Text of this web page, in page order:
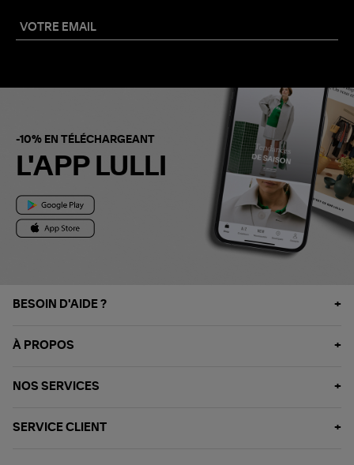
-10% EN TÉLÉCHARGEANT
L'APP LULLI
BESOIN D'AIDE ?
À PROPOS
NOS SERVICES
SERVICE CLIENT